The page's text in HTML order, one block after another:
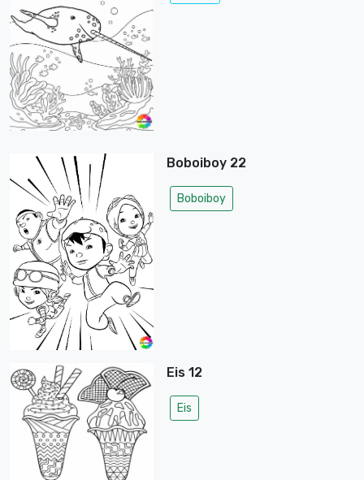
Boboiboy 22
Boboiboy
Eis 12
Eis